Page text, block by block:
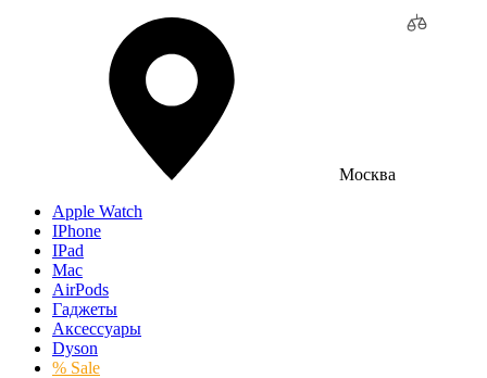
Москва
Apple Watch
IPhone
IPad
Mac
AirPods
Гаджеты
Аксессуары
Dyson
% Sale